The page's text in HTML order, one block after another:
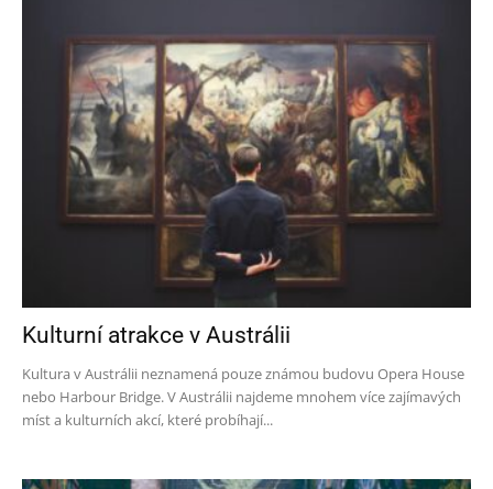
Kulturní atrakce v Austrálii
Kultura v Austrálii neznamená pouze známou budovu Opera House
nebo Harbour Bridge. V Austrálii najdeme mnohem více zajímavých
míst a kulturních akcí, které probíhají...